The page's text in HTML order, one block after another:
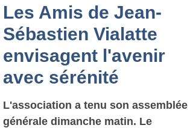
Les Amis de Jean-
Sébastien Vialatte
envisagent l'avenir
avec sérénité
L'association a tenu son assemblée
générale dimanche matin. Le